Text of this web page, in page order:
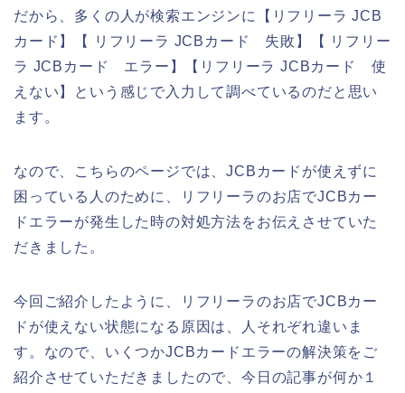
だから、多くの人が検索エンジンに【リフリーラ JCB
カード】【 リフリーラ JCBカード 失敗】【 リフリー
ラ JCBカード エラー】【リフリーラ JCBカード 使
えない】という感じで入力して調べているのだと思い
ます。
なので、こちらのページでは、JCBカードが使えずに
困っている人のために、リフリーラのお店でJCBカー
ドエラーが発生した時の対処方法をお伝えさせていた
だきました。
今回ご紹介したように、リフリーラのお店でJCBカー
ドが使えない状態になる原因は、人それぞれ違いま
す。なので、いくつかJCBカードエラーの解決策をご
紹介させていただきましたので、今日の記事が何か１